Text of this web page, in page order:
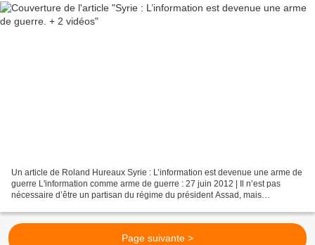
Un article de Roland Hureaux Syrie : L’information est devenue une arme de
guerre L'information comme arme de guerre : 27 juin 2012 | Il n’est pas
nécessaire d’être un partisan du régime du président Assad, mais
Page suivante >